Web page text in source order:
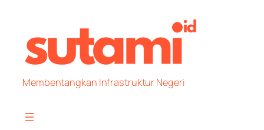
content
Membentangkan Infrastruktur Negeri